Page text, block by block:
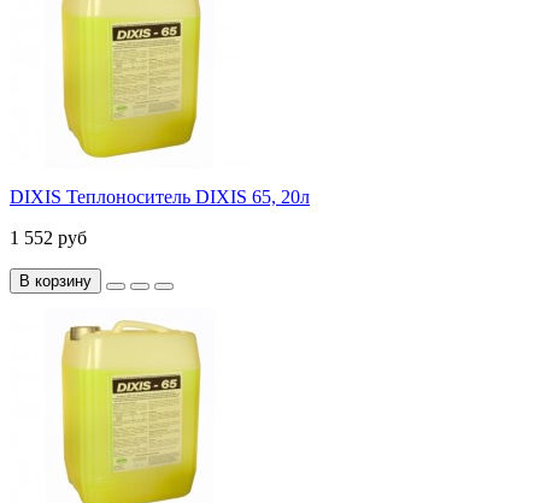
DIXIS Теплоноситель DIXIS 65, 20л
1 552 руб
В корзину